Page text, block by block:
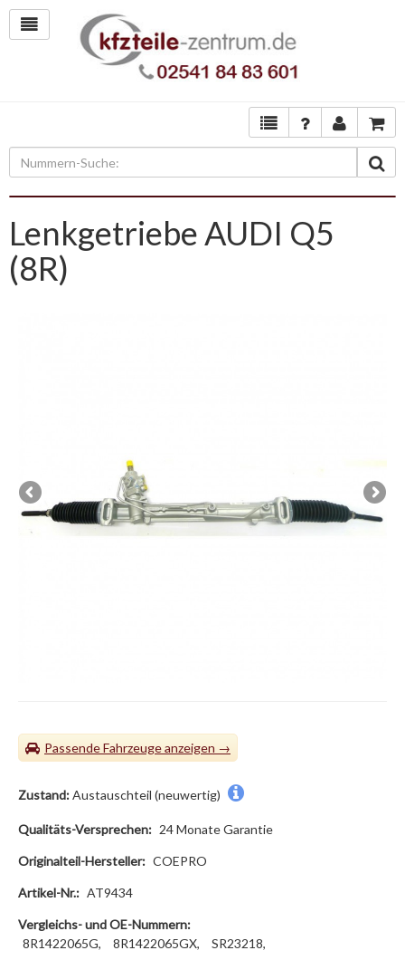
Lenkgetriebe AUDI Q5
(8R)
Passende Fahrzeuge
Zustand:Austauschteil (neuwertig)
Qualitäts-Versprechen: 24 Monate Garantie
Originalteil-Hersteller: COEPRO
Artikel-Nr.: AT9434
Vergleichs- und OE-Nummern:
8R1422065G,
8R1422065GX, SR23218,